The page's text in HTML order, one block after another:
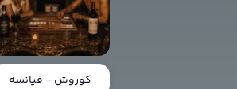
کوروش - فیانسه